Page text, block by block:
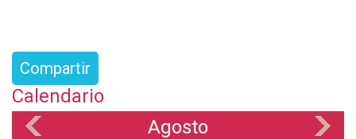
Compartir
Calendario
Agosto